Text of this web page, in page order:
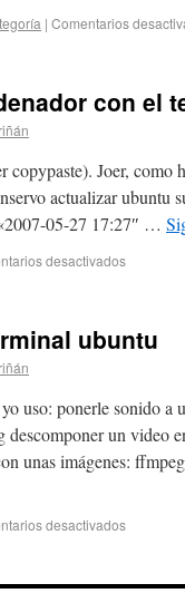
| Comentarios
con el
copypaste). Joer, como
actualizar ubuntu
05-27 17:27″ …
desactivados
ubuntu
uso: ponerle sonido
un video
unas imágenes:
desactivados